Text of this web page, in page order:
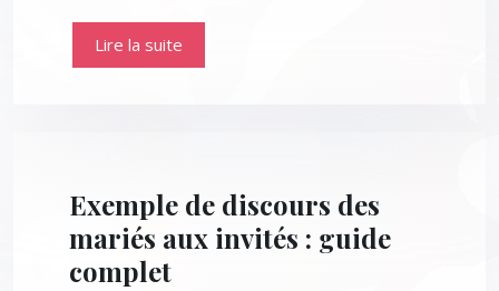
Lire la suite
Exemple de discours des
mariés aux invités : guide
complet